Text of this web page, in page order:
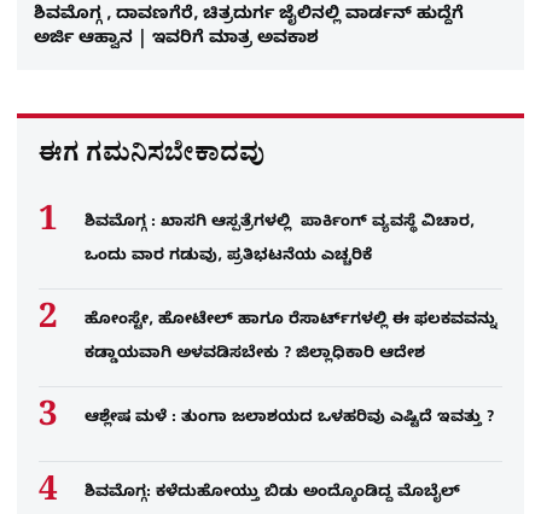
ಶಿವಮೊಗ್ಗ , ದಾವಣಗೆರೆ, ಚಿತ್ರದುರ್ಗ ಜೈಲಿನಲ್ಲಿ ವಾರ್ಡನ್‌ ಹುದ್ದೆಗೆ
ಅರ್ಜಿ ಆಹ್ವಾನ | ಇವರಿಗೆ ಮಾತ್ರ ಅವಕಾಶ
ಈಗ ಗಮನಿಸಬೇಕಾದವು
ಶಿವಮೊಗ್ಗ : ಖಾಸಗಿ ಆಸ್ಪತ್ರೆಗಳಲ್ಲಿ ಪಾರ್ಕಿಂಗ್​ ವ್ಯವಸ್ಥೆ ವಿಚಾರ,
ಒಂದು ವಾರ ಗಡುವು, ಪ್ರತಿಭಟನೆಯ ಎಚ್ಚರಿಕೆ
ಹೋಂಸ್ಟೇ, ಹೋಟೇಲ್ ಹಾಗೂ ರೆಸಾರ್ಟ್‌ಗಳಲ್ಲಿ ಈ ಫಲಕವವನ್ನು
ಕಡ್ಡಾಯವಾಗಿ ಅಳವಡಿಸಬೇಕು ? ಜಿಲ್ಲಾಧಿಕಾರಿ ಆದೇಶ
ಆಶ್ಲೇಷ ಮಳೆ : ತುಂಗಾ ಜಲಾಶಯದ ಒಳಹರಿವು ಎಷ್ಟಿದೆ ಇವತ್ತು ?
ಶಿವಮೊಗ್ಗ: ಕಳೆದುಹೋಯ್ತು ಬಿಡು ಅಂದ್ಕೊಂಡಿದ್ದ ಮೊಬೈಲ್​